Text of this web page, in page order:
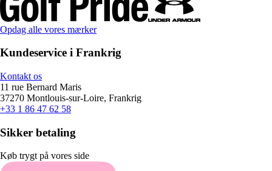
Opdag alle vores mærker
Kundeservice i Frankrig
Kontakt os
11 rue Bernard Maris
37270 Montlouis-sur-Loire, Frankrig
+33 1 86 47 62 58
Sikker betaling
Køb trygt på vores side